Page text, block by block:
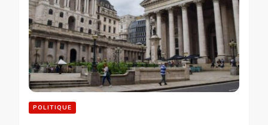
POLITIQUE